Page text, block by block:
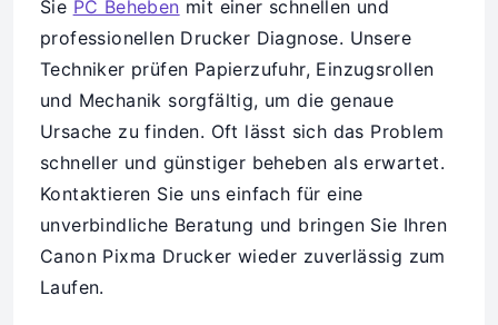
Sie PC Beheben mit einer schnellen und
professionellen Drucker Diagnose. Unsere
Techniker prüfen Papierzufuhr, Einzugsrollen
und Mechanik sorgfältig, um die genaue
Ursache zu finden. Oft lässt sich das Problem
schneller und günstiger beheben als erwartet.
Kontaktieren Sie uns einfach für eine
unverbindliche Beratung und bringen Sie Ihren
Canon Pixma Drucker wieder zuverlässig zum
Laufen.